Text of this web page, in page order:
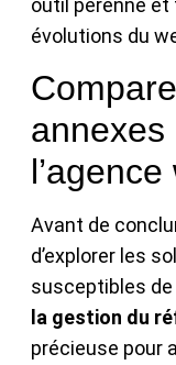
évolutions du
l’agence
Avant de
d’explorer les
susceptibles
la gestion du
précieuse pour